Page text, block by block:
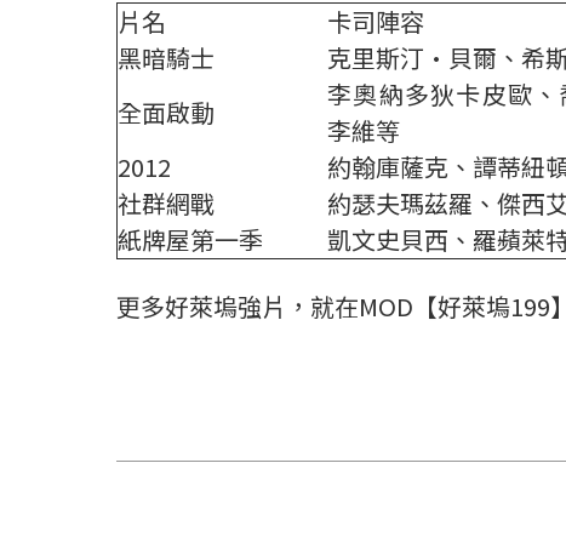
片名
卡司陣容
黑暗騎士
克里斯汀·貝爾、希
全面啟動
李奧納多狄卡皮歐
李維等
2012 約翰庫薩克、譚蒂紐
社群網戰
約瑟夫瑪茲羅、傑西
紙牌屋第一季
凱文史貝西、羅蘋萊
更多好萊塢強片，就在MOD【好萊塢199